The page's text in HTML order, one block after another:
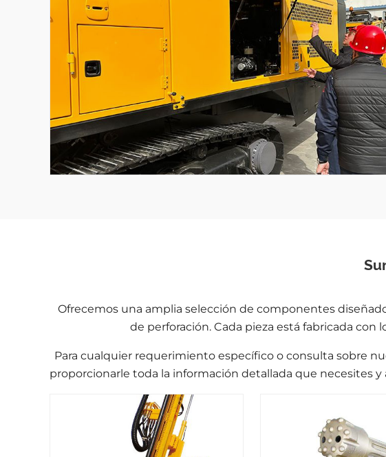
Ofrecemos una amplia selección de componentes
de perforación. Cada pieza está fabricada
Para cualquier requerimiento específico o consulta sobre
proporcionarle toda la información detallada que necesites